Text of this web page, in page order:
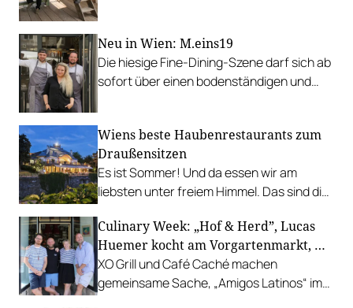
Neu in Wien: M.eins19
Die hiesige Fine-Dining-Szene darf sich ab
sofort über einen bodenständigen und
Wiens beste Haubenrestaurants zum
Draußensitzen
Es ist Sommer! Und da essen wir am
liebsten unter freiem Himmel. Das sind die
Gastgarten.
Culinary Week: „Hof & Herd”, Lucas
Huemer kocht am Vorgartenmarkt, …
XO Grill und Café Caché machen
gemeinsame Sache, „Amigos Latinos“ im